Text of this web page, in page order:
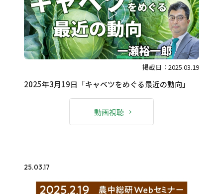
掲載日：2025.03.19
2025年3月19日「キャベツをめぐる最近の動向」
動画視聴
25.03.17